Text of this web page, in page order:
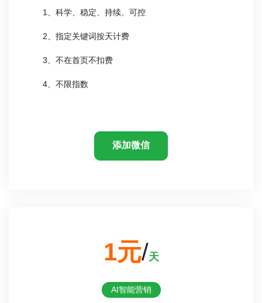
1、科学、稳定、持续、可控
2、指定关键词按天计费
3、不在首页不扣费
4、不限指数
添加微信
1元/天
AI智能营销